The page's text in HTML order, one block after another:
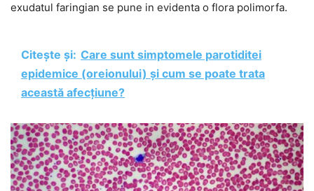
exudatul faringian se pune in evidenta o flora polimorfa.
Citește și: Care sunt simptomele parotiditei
epidemice (oreionului) și cum se poate trata
această afecțiune?